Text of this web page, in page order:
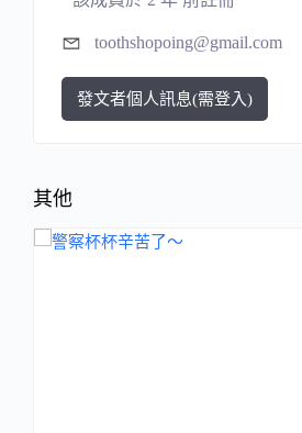
toothshopoing@gmail.com
發文者個人訊息(需登入)
其他